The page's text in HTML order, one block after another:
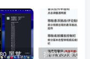
ThinkPad E480 黑苹果完美Tahoe的EFI分享（2026.03.01更新） 抖音V36.5.0 内